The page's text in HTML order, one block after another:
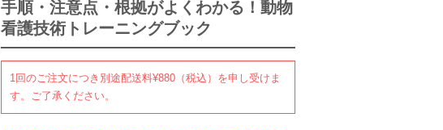
手順・注意点・根拠がよくわかる！動物
看護技術トレーニングブック
1回のご注文につき別途配送料¥880（税込）を申し受けま
す。ご了承ください。